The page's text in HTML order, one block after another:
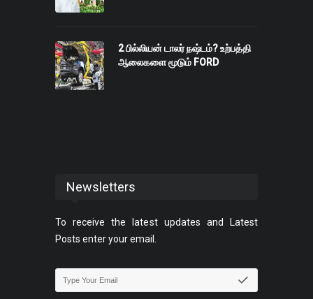
2 பில்லியன் டாலர் நஷ்டம்? உற்பத்தி
ஆலைகளை மூடும் FORD
Newsletters
To receive the latest updates and Latest
Posts enter your email.